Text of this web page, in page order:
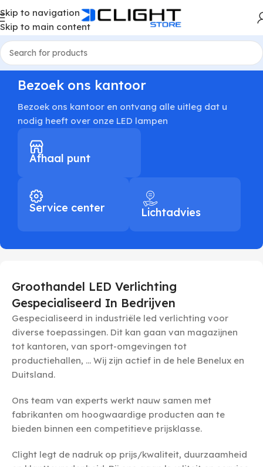
Skip to navigation
Skip to main content
Bezoek ons kantoor
Bezoek ons kantoor en ontvang alle uitleg dat u
nodig heeft over onze LED lampen
Afhaal punt
Service center Lichtadvies
Groothandel LED Verlichting
Gespecialiseerd In Bedrijven
Gespecialiseerd in industriële led verlichting voor
diverse toepassingen. Dit kan gaan van magazijnen
tot kantoren, van sport-omgevingen tot
productiehallen, … Wij zijn actief in de hele Benelux en
Duitsland.
Ons team van experts werkt nauw samen met
fabrikanten om hoogwaardige producten aan te
bieden binnen een competitieve prijsklasse.
Clight legt de nadruk op prijs/kwaliteit, duurzaamheid